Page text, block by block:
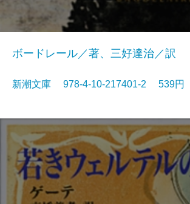
ボードレール／著、三好達治／訳
新潮文庫 978-4-10-217401-2 539円